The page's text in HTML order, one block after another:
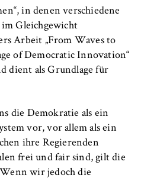
in denen verschiedene
Gleichgewicht
Arbeit „From Waves to
of Democratic Innovation“
dient als Grundlage für
die Demokratie als ein
vor, vor allem als ein
ihre Regierenden
frei und fair sind, gilt die
wir jedoch die